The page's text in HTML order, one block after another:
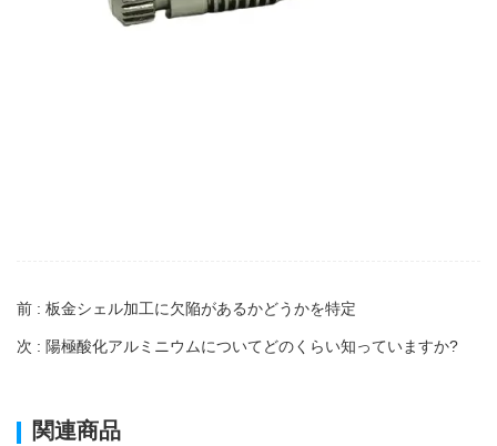
前 : 板金シェル加工に欠陥があるかどうかを特定
次 : 陽極酸化アルミニウムについてどのくらい知っていますか?
関連商品